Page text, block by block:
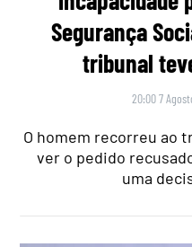
Segurança
tribunal
20:00 7
O homem recorreu ao
ver o pedido
uma